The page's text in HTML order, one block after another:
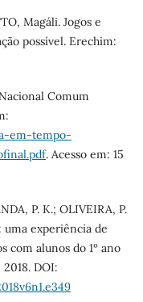
Magáli. Jogos e
possível. Erechim:
Comum
em-tempo-
. Acesso em: 15
P. K.; OLIVEIRA, P.
uma experiência de
com alunos do 1º ano
DOI: